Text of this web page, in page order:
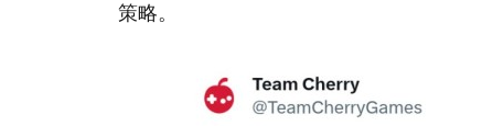
策略。